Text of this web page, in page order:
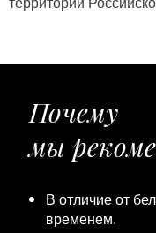
территории
Почему
мы
В отличие от
временем.